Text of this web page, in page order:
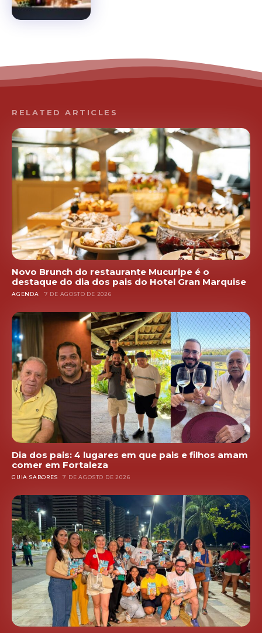
RELATED ARTICLES
Novo Brunch do restaurante Mucuripe é o
destaque do dia dos pais do Hotel Gran Marquise
AGENDA 7 DE AGOSTO DE 2026
Dia dos pais: 4 lugares em que pais e filhos amam
comer em Fortaleza
GUIA SABORES 7 DE AGOSTO DE 2026